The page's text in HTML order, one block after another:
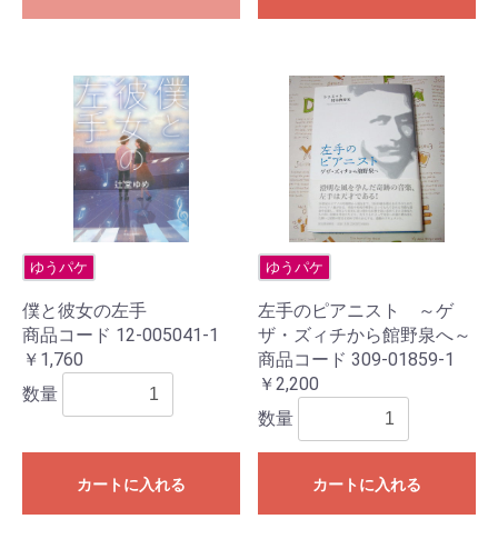
ゆうパケ
僕と彼女の左手
商品コード 12-005041-1
￥1,760
数量
カートに入れる
ゆうパケ
左手のピアニスト ～ゲ
ザ・ズィチから館野泉へ～
商品コード 309-01859-1
￥2,200
数量
カートに入れる